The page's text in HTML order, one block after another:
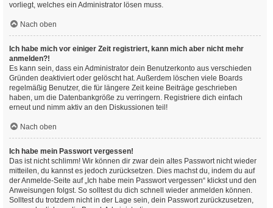
vorliegt, welches ein Administrator lösen muss.
Nach oben
Ich habe mich vor einiger Zeit registriert, kann mich aber nicht mehr
anmelden?!
Es kann sein, dass ein Administrator dein Benutzerkonto aus verschieden
Gründen deaktiviert oder gelöscht hat. Außerdem löschen viele Boards
regelmäßig Benutzer, die für längere Zeit keine Beiträge geschrieben
haben, um die Datenbankgröße zu verringern. Registriere dich einfach
erneut und nimm aktiv an den Diskussionen teil!
Nach oben
Ich habe mein Passwort vergessen!
Das ist nicht schlimm! Wir können dir zwar dein altes Passwort nicht wieder
mitteilen, du kannst es jedoch zurücksetzen. Dies machst du, indem du auf
der Anmelde-Seite auf „Ich habe mein Passwort vergessen“ klickst und den
Anweisungen folgst. So solltest du dich schnell wieder anmelden können.
Solltest du trotzdem nicht in der Lage sein, dein Passwort zurückzusetzen,